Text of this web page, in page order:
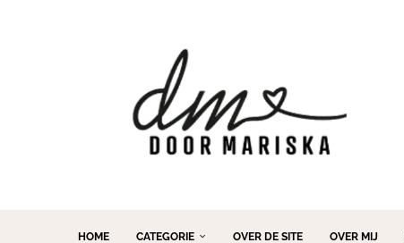
HOME CATEGORIE OVER DE SITE OVER MIJ